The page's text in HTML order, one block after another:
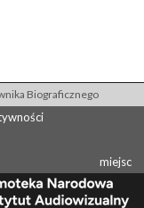
Biograficznego
miejsc